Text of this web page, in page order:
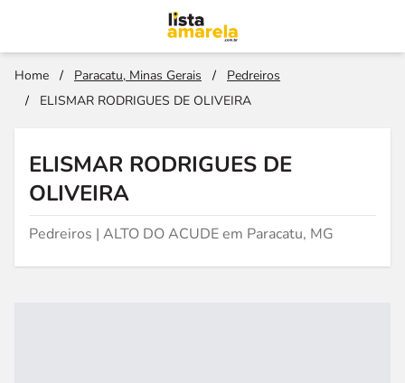
Home / Paracatu, Minas Gerais /
Pedreiros
/
ELISMAR RODRIGUES DE OLIVEIRA
ELISMAR RODRIGUES DE
OLIVEIRA
Pedreiros | ALTO DO ACUDE em Paracatu, MG